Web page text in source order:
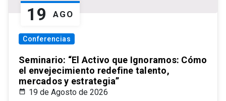
19 AGO
Conferencias
Seminario: “El Activo que Ignoramos: Cómo
el envejecimiento redefine talento,
mercados y estrategia”
19 de Agosto de 2026